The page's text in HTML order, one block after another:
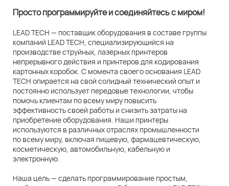
Просто программируйте и соединяйтесь с миром!
LEAD TECH — поставщик оборудования в составе группы
компаний LEAD TECH, специализирующийся на
производстве струйных, лазерных принтеров
непрерывного действия и принтеров для кодирования
картонных коробок. С момента своего основания LEAD
TECH опирается на свой солидный технический опыт и
постоянно использует передовые технологии, чтобы
помочь клиентам по всему миру повысить
эффективность своей работы и снизить затраты на
приобретение оборудования. Наши принтеры
используются в различных отраслях промышленности
по всему миру, включая пищевую, фармацевтическую,
косметическую, автомобильную, кабельную и
электронную.
Наша цель — сделать программирование простым,